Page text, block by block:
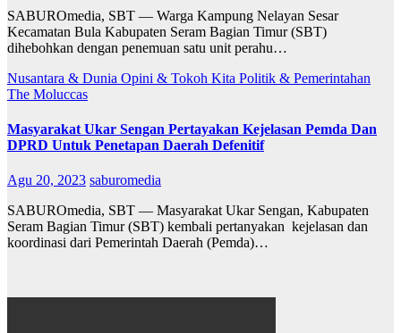
SABUROmedia, SBT — Warga Kampung Nelayan Sesar
Kecamatan Bula Kabupaten Seram Bagian Timur (SBT)
dihebohkan dengan penemuan satu unit perahu…
Nusantara & Dunia Opini & Tokoh Kita Politik & Pemerintahan
The Moluccas
Masyarakat Ukar Sengan Pertayakan Kejelasan Pemda Dan
DPRD Untuk Penetapan Daerah Defenitif
Agu 20, 2023 saburomedia
SABUROmedia, SBT — Masyarakat Ukar Sengan, Kabupaten
Seram Bagian Timur (SBT) kembali pertanyakan kejelasan dan
koordinasi dari Pemerintah Daerah (Pemda)…